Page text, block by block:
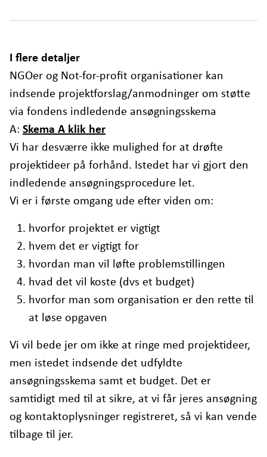
I flere detaljer
NGOer og Not-for-profit organisationer kan
indsende projektforslag/anmodninger om støtte
via fondens indledende ansøgningsskema
A: Skema A klik her
Vi har desværre ikke mulighed for at drøfte
projektideer på forhånd. Istedet har vi gjort den
indledende ansøgningsprocedure let.
Vi er i første omgang ude efter viden om:
hvorfor projektet er vigtigt
hvem det er vigtigt for
hvordan man vil løfte problemstillingen
hvad det vil koste (dvs et budget)
hvorfor man som organisation er den rette til
at løse opgaven
Vi vil bede jer om ikke at ringe med projektideer,
men istedet indsende det udfyldte
ansøgningsskema samt et budget. Det er
samtidigt med til at sikre, at vi får jeres ansøgning
og kontaktoplysninger registreret, så vi kan vende
tilbage til jer.